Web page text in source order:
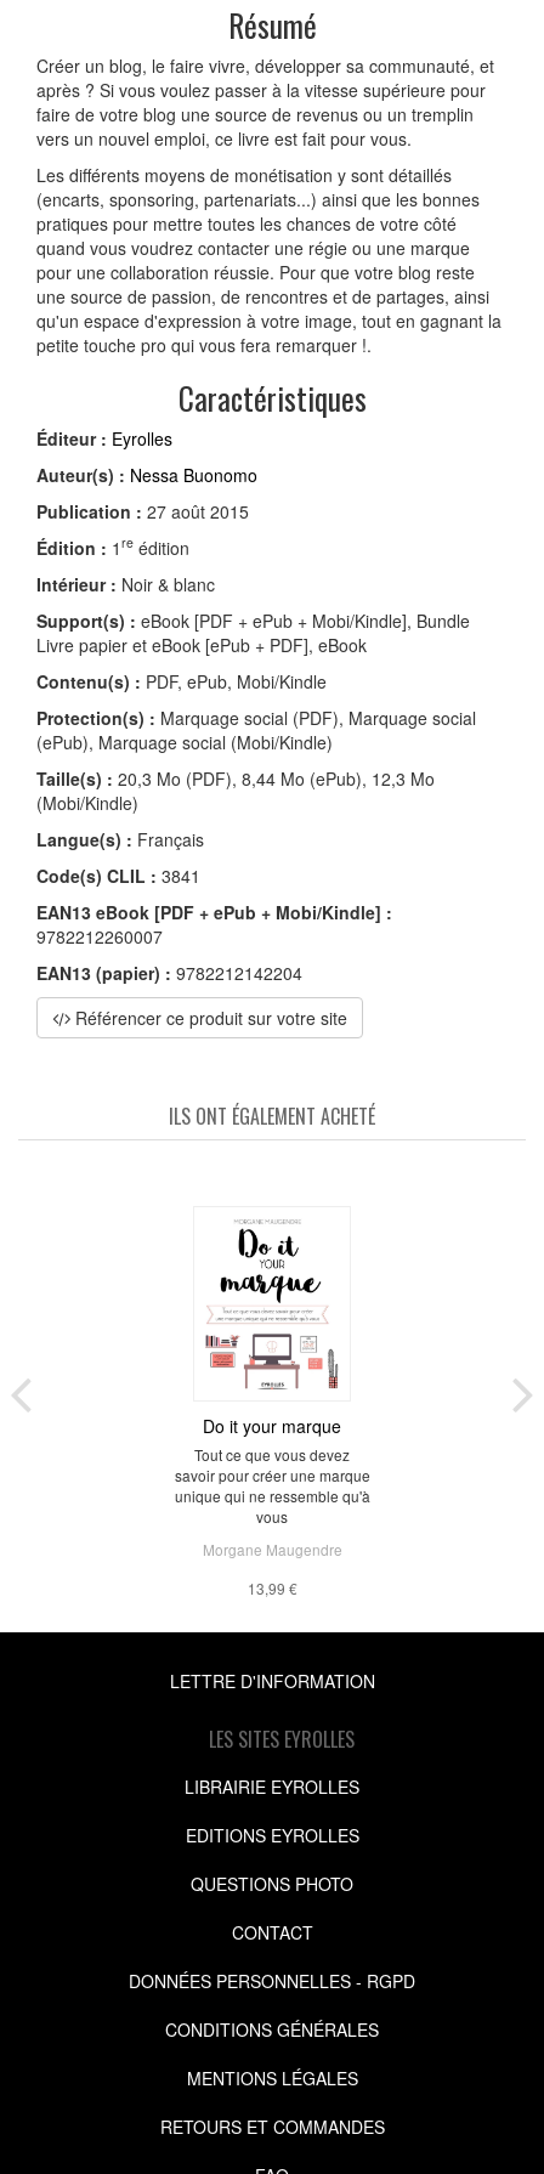
Résumé
Créer un blog, le faire vivre, développer sa communauté, et
après ? Si vous voulez passer à la vitesse supérieure pour
faire de votre blog une source de revenus ou un tremplin
vers un nouvel emploi, ce livre est fait pour vous.
Les différents moyens de monétisation y sont détaillés
(encarts, sponsoring, partenariats...) ainsi que les bonnes
pratiques pour mettre toutes les chances de votre côté
quand vous voudrez contacter une régie ou une marque
pour une collaboration réussie. Pour que votre blog reste
une source de passion, de rencontres et de partages, ainsi
qu'un espace d'expression à votre image, tout en gagnant la
petite touche pro qui vous fera remarquer !.
Caractéristiques
Éditeur : Eyrolles
Auteur(s) : Nessa Buonomo
Publication : 27 août 2015
Édition : 1 re édition
Intérieur : Noir & blanc
Support(s) : eBook [PDF + ePub + Mobi/Kindle], Bundle
Livre papier et eBook [ePub + PDF], eBook
Contenu(s) : PDF, ePub, Mobi/Kindle
Protection(s) : Marquage social (PDF), Marquage social
(ePub), Marquage social (Mobi/Kindle)
Taille(s) : 20,3 Mo (PDF), 8,44 Mo (ePub), 12,3 Mo
(Mobi/Kindle)
Langue(s) : Français
Code(s) CLIL : 3841
EAN13 eBook [PDF + ePub + Mobi/Kindle] :
9782212260007
EAN13 (papier) : 9782212142204
Référencer ce produit sur votre site
ILS ONT ÉGALEMENT ACHETÉ
Do it your marque
Tout ce que vous devez
savoir pour créer une marque
unique qui ne ressemble qu'à
vous
Morgane Maugendre
13,99 €
LETTRE D'INFORMATION
LES SITES EYROLLES
LIBRAIRIE EYROLLES
EDITIONS EYROLLES
QUESTIONS PHOTO
CONTACT
DONNÉES PERSONNELLES - RGPD
CONDITIONS GÉNÉRALES
MENTIONS LÉGALES
RETOURS ET COMMANDES